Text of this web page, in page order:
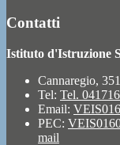
Contatti
Istituto d'Istruzione
Cannaregio,
Tel: Tel.
Email:
PEC:
mail